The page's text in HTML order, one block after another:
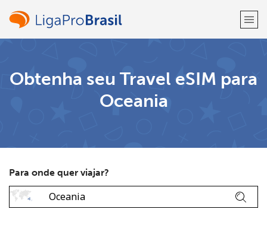
Já tem uma conta?ENTRE →
Obtenha seu Travel eSIM para
Oceania
Para onde quer viajar?